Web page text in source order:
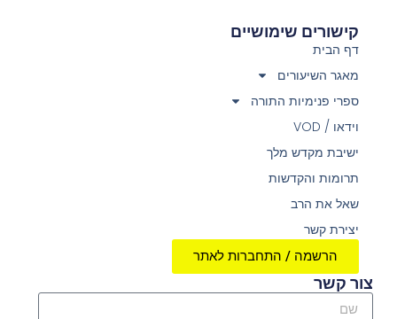
קישורים שימושיים
דף הבית
מאגר השיעורים
ספרי פנימיות התורה
וידאו / VOD
ישיבת מקדש מלך
תרומות והקדשות
שאל את הרב
יצירת קשר
הרשמה / התחברות לאתר
צור קשר